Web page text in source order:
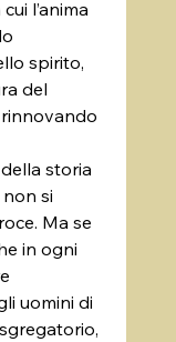
l’anima
spirito,
del
storia
si
Ma se
in ogni
uomini di